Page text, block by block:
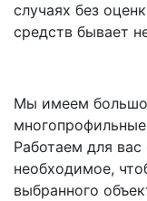
случаях без
средств бывает
Мы имеем
Работаем для вас
необходимое,
выбранного